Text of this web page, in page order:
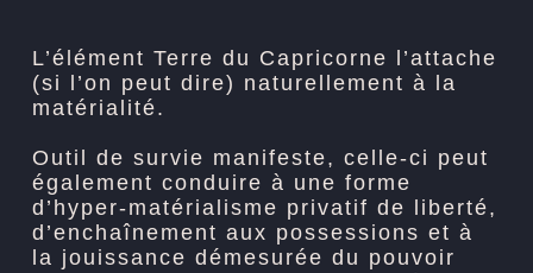
L’élément Terre du Capricorne l’attache
(si l’on peut dire) naturellement à la
matérialité.
Outil de survie manifeste, celle-ci peut
également conduire à une forme
d’hyper-matérialisme privatif de liberté,
d’enchaînement aux possessions et à
la jouissance démesurée du pouvoir